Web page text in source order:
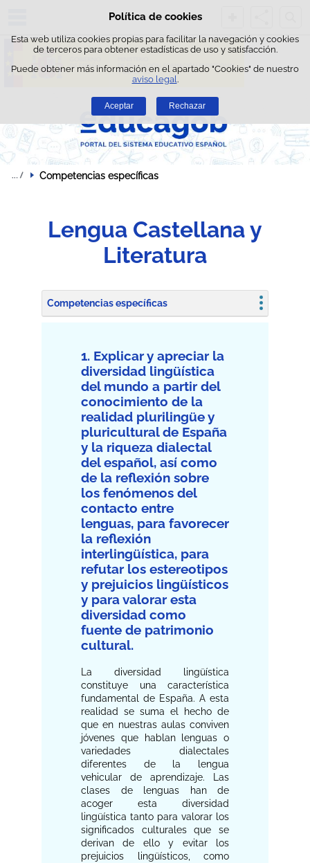
Política de cookies
Esta web utiliza cookies propias para facilitar la navegación y cookies
de terceros para obtener estadísticas de uso y satisfacción.
Puede obtener más información en el apartado "Cookies" de nuestro
aviso legal .
Aceptar Rechazar
Saltar al contenido
Competencias específicas
Lengua Castellana y
Literatura
Competencias específicas
1. Explicar y apreciar la
diversidad lingüística
del mundo a partir del
conocimiento de la
realidad plurilingüe y
pluricultural de España
y la riqueza dialectal
del español, así como
de la reflexión sobre
los fenómenos del
contacto entre
lenguas, para favorecer
la reflexión
interlingüística, para
refutar los estereotipos
y prejuicios lingüísticos
y para valorar esta
diversidad como
fuente de patrimonio
cultural.
La diversidad lingüística
constituye una característica
fundamental de España. A esta
realidad se suma el hecho de
que en nuestras aulas conviven
jóvenes que hablan lenguas o
variedades dialectales
diferentes de la lengua
vehicular de aprendizaje. Las
clases de lenguas han de
acoger esta diversidad
lingüística tanto para valorar los
significados culturales que se
derivan de ello y evitar los
prejuicios lingüísticos, como